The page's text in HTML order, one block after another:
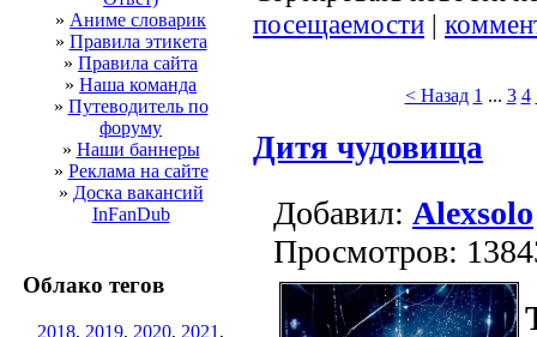
» Аниме словарик
» Правила этикета
» Правила сайта
» Наша команда
» Путеводитель по
форуму
» Наши баннеры
» Реклама на сайте
» Доска вакансий
InFanDub
Облако тегов
2018, 2019, 2020, 2021 ,
посещаемости |
< Назад 1 ... 3 4
Дитя чудовища
Добавил: Alexsolo
Просмотров: